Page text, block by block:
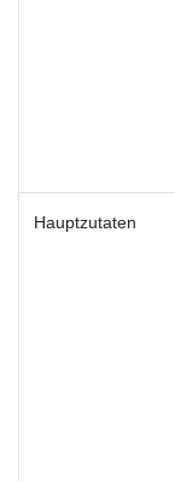
Hauptzutaten